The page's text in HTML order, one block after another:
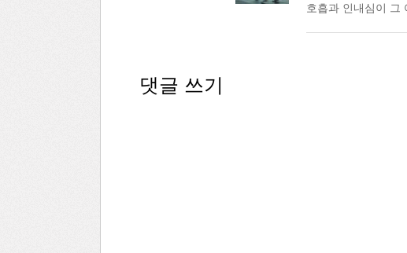
호흡과 인내심이 그
댓글 쓰기